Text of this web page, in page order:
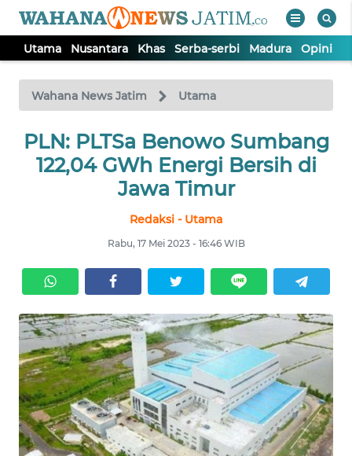
Utama Nusantara Khas Serba-serbi Madura Opini
Wahana News Jatim Utama
PLN: PLTSa Benowo Sumbang
122,04 GWh Energi Bersih di
Jawa Timur
Redaksi - Utama
Rabu, 17 Mei 2023 - 16:46 WIB
TV
Tutup
UTAMA
SERBA-
SERBI
MADURA
OPINI
SURABAYA